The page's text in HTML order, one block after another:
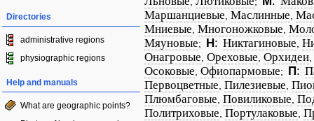
Directories
administrative regions
physiographic regions
Help and manuals
What are geographic points?
Маршанциевые Маслинные
Мниевые Многоножковые
Мяуновые; Н: Никтагиновые
Онагровые Ореховые Орхидеи
Осоковые Офиопармовые; П:
Первоцветные Пилезиевые
Плюмбаговые Повиликовые
Политриховые Портулаковые